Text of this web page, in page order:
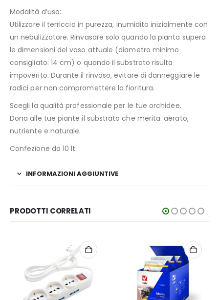
Modalità d’uso:
Utilizzare il terriccio in purezza, inumidito inizialmente con
un nebulizzatore. Rinvasare solo quando la pianta supera
le dimensioni del vaso attuale (diametro minimo
consigliato: 14 cm) o quando il substrato risulta
impoverito. Durante il rinvaso, evitare di danneggiare le
radici per non compromettere la fioritura.
Scegli la qualità professionale per le tue orchidee.
Dona alle tue piante il substrato che merita: aerato,
nutriente e naturale.
Confezione da 10 lt.
INFORMAZIONI AGGIUNTIVE
PRODOTTI CORRELATI